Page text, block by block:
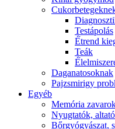
Testápolás
É́trend
Teák
Daganatosoknak
Pajzsmirigy
Egyéb
Memória
Nyugtatók,
Bőrgyógyászat,